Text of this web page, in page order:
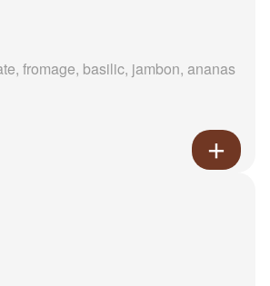
fromage, basilic, jambon, ananas